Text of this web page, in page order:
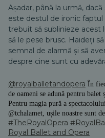
Așadar, până la urmă,
este destul de ironic
trebuit să sublinieze
să le pese brusc. Haideți
semnal de alarmă și să
despre cine sunt cu
@royalballetandopera În
de oameni se adună pentru
Pentru magia pură a
@tchalamet, ușile noastre sunt
#TheRoyalOpera
Royal Ballet and Opera